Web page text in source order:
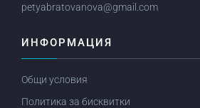
petyabratovanova@gmail.com
ИНФОРМАЦИЯ
Общи условия
Политика за бисквитки